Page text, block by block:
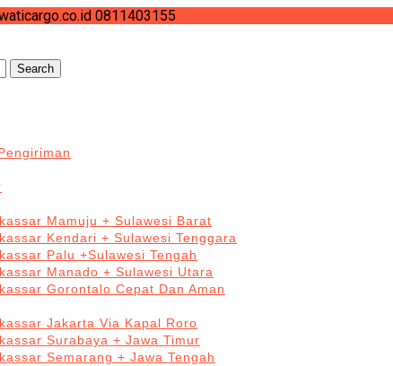
0811403155
Search
Mamuju + Sulawesi Barat
Kendari + Sulawesi Tenggara
Palu +Sulawesi Tengah
Manado + Sulawesi Utara
Gorontalo Cepat Dan Aman
Jakarta Via Kapal Roro
Surabaya + Jawa Timur
Semarang + Jawa Tengah